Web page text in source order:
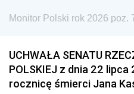
Monitor Polski rok 2026 poz.
UCHWAŁA SENATU
POLSKIEJ z dnia 22 lipca
rocznicę śmierci Jana